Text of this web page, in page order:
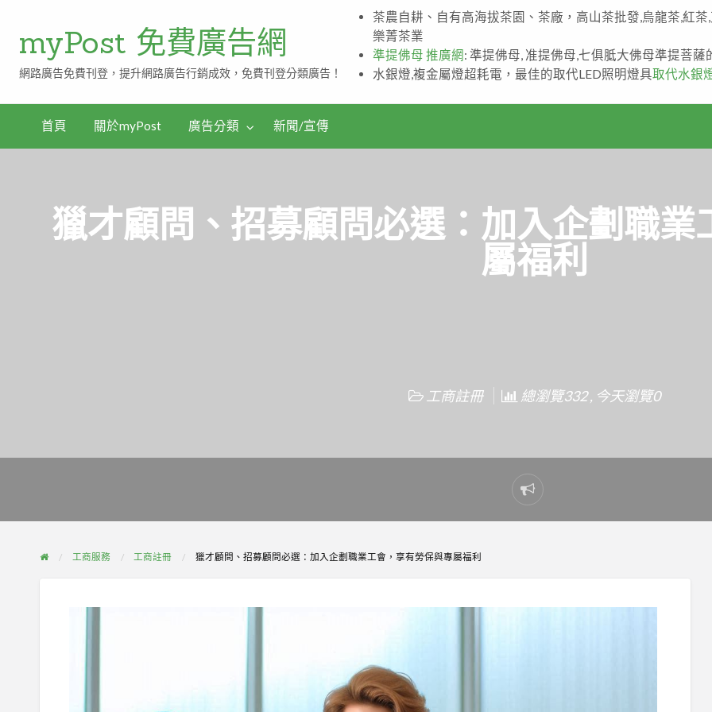
myPost 免費廣告網
網路廣告免費刊登，提升網路廣告行銷成效，免費刊登分類廣告！
茶農自耕、自有高海拔茶園、茶廠，高山茶批發,烏龍茶,紅茶
樂菁茶業
準提佛母 推廣網: 準提佛母, 准提佛母,七俱胝大佛母準提菩薩
水銀燈,複金屬燈超耗電，最佳的取代LED照明燈具取代水銀
首頁 關於myPost 廣告分類 新聞/宣傳
獵才顧問、招募顧問必選：加入企劃職業
屬福利
工商註冊 總瀏覽332 , 今天瀏覽0
Report
problem
工商服務 工商註冊 獵才顧問、招募顧問必選：加入企劃職業工會，享有勞保與專屬福利